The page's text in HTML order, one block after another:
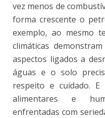
vez menos de
forma crescente o
exemplo, ao mesmo
climáticas
aspectos ligados a
águas e o solo
respeito e cuidado.
alimentares e
enfrentadas com